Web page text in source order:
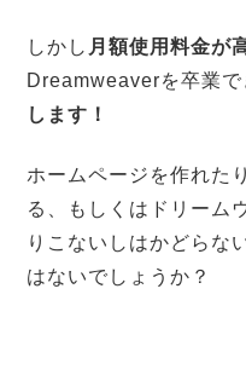
しかし 月額使用料金が
Dreamweaverを卒業で
します！
ホームページを作れた
る、もしくはドリーム
りこないしはかどらな
はないでしょうか？